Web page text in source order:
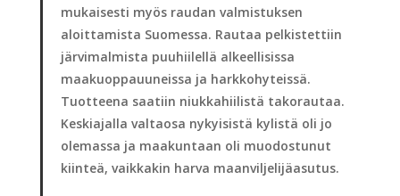
mukaisesti myös raudan valmistuksen
aloittamista Suomessa. Rautaa pelkistettiin
järvimalmista puuhiilellä alkeellisissa
maakuoppauuneissa ja harkkohyteissä.
Tuotteena saatiin niukkahiilistä takorautaa.
Keskiajalla valtaosa nykyisistä kylistä oli jo
olemassa ja maakuntaan oli muodostunut
kiinteä, vaikkakin harva maanviljelijäasutus.